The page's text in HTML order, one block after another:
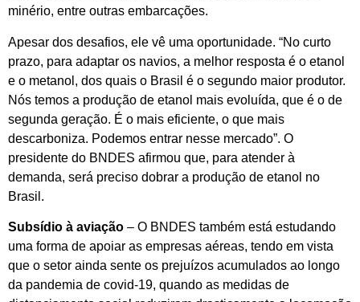
minério, entre outras embarcações.
Apesar dos desafios, ele vê uma oportunidade. “No curto
prazo, para adaptar os navios, a melhor resposta é o etanol
e o metanol, dos quais o Brasil é o segundo maior produtor.
Nós temos a produção de etanol mais evoluída, que é o de
segunda geração. É o mais eficiente, o que mais
descarboniza. Podemos entrar nesse mercado”. O
presidente do BNDES afirmou que, para atender à
demanda, será preciso dobrar a produção de etanol no
Brasil.
Subsídio à aviação – O BNDES também está estudando
uma forma de apoiar as empresas aéreas, tendo em vista
que o setor ainda sente os prejuízos acumulados ao longo
da pandemia de covid-19, quando as medidas de